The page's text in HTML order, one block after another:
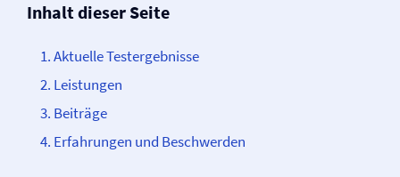
Inhalt dieser Seite
Aktuelle Testergebnisse
Leistungen
Beiträge
Erfahrungen und Beschwerden